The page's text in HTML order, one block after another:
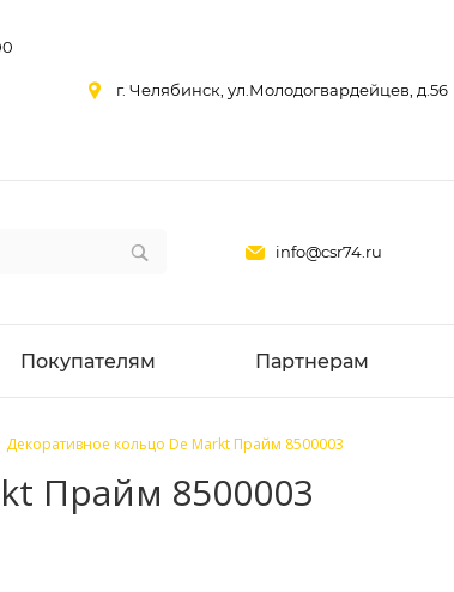
г. Челябинск, ул.Молодогвардейцев, д.56
info@csr74.ru
Покупателям Партнерам
Декоративное кольцо De Markt Прайм 8500003
Прайм 8500003